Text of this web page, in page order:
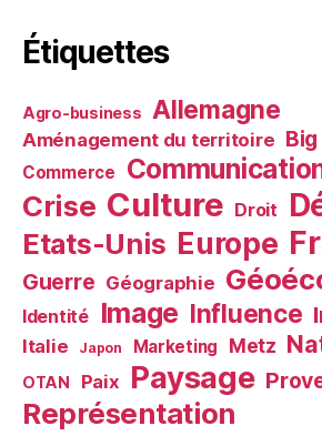
Étiquettes
Agro-business Allemagne
Aménagement du territoire
Commerce
Crise Culture Droit
Etats-Unis Europe
Guerre Géographie
Identité Image Influence
Italie Japon Marketing Metz
OTAN Paix Paysage
Représentation